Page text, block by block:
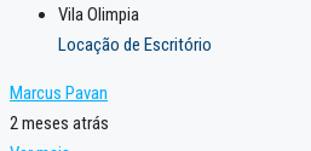
Vila Olimpia
Locação de Escritório
Marcus Pavan
2 meses atrás